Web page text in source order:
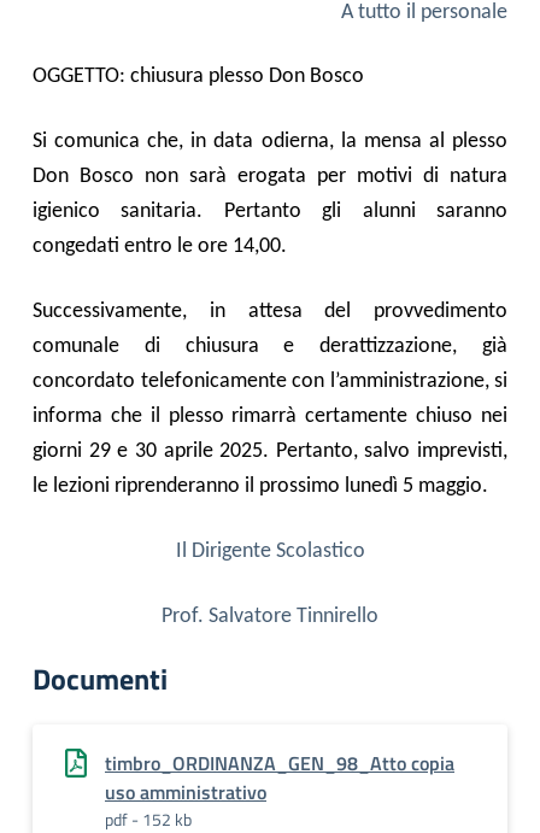
A tutto il personale
OGGETTO: chiusura plesso Don Bosco
Si comunica che, in data odierna, la mensa al plesso
Don Bosco non sarà erogata per motivi di natura
igienico sanitaria. Pertanto gli alunni saranno
congedati entro le ore 14,00.
Successivamente, in attesa del provvedimento
comunale di chiusura e derattizzazione, già
concordato telefonicamente con l’amministrazione, si
informa che il plesso rimarrà certamente chiuso nei
giorni 29 e 30 aprile 2025. Pertanto, salvo imprevisti,
le lezioni riprenderanno il prossimo lunedì 5 maggio.
Il Dirigente Scolastico
Prof. Salvatore Tinnirello
Documenti
timbro_ORDINANZA_GEN_98_Atto copia
uso amministrativo
pdf - 152 kb